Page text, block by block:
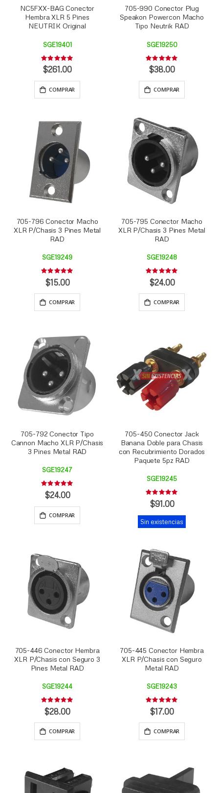
NC5FXX-BAG Conector
Hembra XLR 5 Pines
NEUTRIK Original
SGE19401
Rating:
0%
$261.00
COMPRAR
705-990 Conector Plug
Speakon Powercon Macho
Tipo Neutrik RAD
SGE19250
Rating:
0%
$38.00
COMPRAR
705-796 Conector Macho
XLR P/Chasis 3 Pines Metal
RAD
SGE19249
Rating:
0%
$15.00
COMPRAR
705-795 Conector Macho
XLR P/Chasis 3 Pines Metal
RAD
SGE19248
Rating:
0%
$24.00
COMPRAR
705-792 Conector Tipo
Cannon Macho XLR P/Chasis
3 Pines Metal RAD
SGE19247
Rating:
0%
$24.00
COMPRAR
705-450 Conector Jack
Banana Doble para Chasis
con Recubrimiento Dorados
Paquete 5pz RAD
SGE19245
Rating:
0%
$91.00
Sin existencias
705-446 Conector Hembra
XLR P/Chasis con Seguro 3
Pines Metal RAD
SGE19244
Rating:
0%
$28.00
COMPRAR
705-445 Conector Hembra
XLR P/Chasis con Seguro
Metal RAD
SGE19243
Rating:
0%
$17.00
COMPRAR